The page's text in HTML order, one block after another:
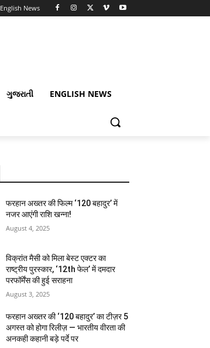
English News
ગુજરાતી ENGLISH NEWS
फरहान अख्तर की फिल्म ‘120 बहादुर’ में
नजर आएंगी राशि खन्ना!
August 4, 2025
विक्रांत मैसी को मिला बेस्ट एक्टर का
राष्ट्रीय पुरस्कार, ‘12th फेल’ में दमदार
परफॉर्मेंस की हुई सराहना
August 3, 2025
फरहान अख्तर की ‘120 बहादुर’ का टीज़र 5
अगस्त को होगा रिलीज़ — भारतीय वीरता की
अनकही कहानी बड़े पर्दे पर